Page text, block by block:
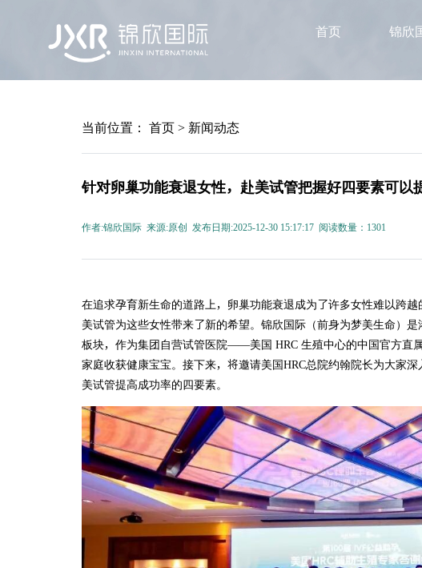
首页 锦欣
当前位置： 首页 > 新闻动态
针对卵巢功能衰退女性，赴美试管把握好四要素可以
作者:锦欣国际 来源:原创 发布日期:2025-12-30 15:17:17 阅读数量：1301
在追求孕育新生命的道路上，卵巢功能衰退成为了许多女性难以跨
美试管为这些女性带来了新的希望。锦欣国际（前身为梦美生命）
板块，作为集团自营试管医院——美国 HRC 生殖中心的中国官方直
家庭收获健康宝宝。接下来，将邀请美国HRC总院约翰院长为大家
美试管提高成功率的四要素。